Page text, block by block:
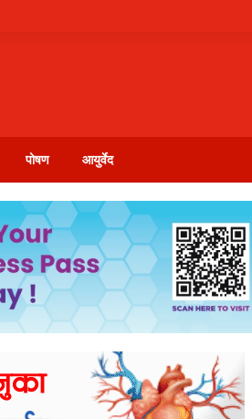
पोषण आयुर्वेद